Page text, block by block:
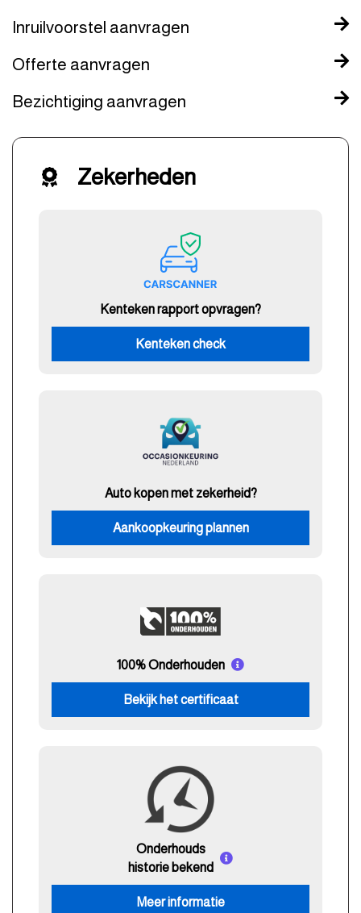
Inruilvoorstel aanvragen
Offerte aanvragen
Bezichtiging aanvragen
Zekerheden
Kenteken rapport opvragen?
Kenteken check
Auto kopen met zekerheid?
Aankoopkeuring plannen
100% Onderhouden
Bekijk het certificaat
Onderhouds
historie bekend
Meer informatie